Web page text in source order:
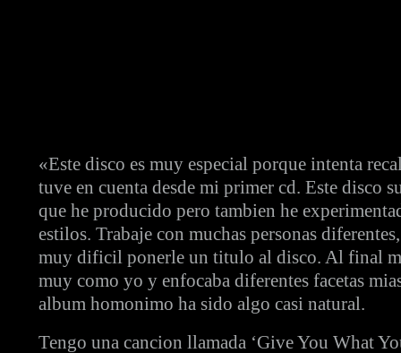
«Este disco es muy especial porque intenta
tuve en cuenta desde mi primer cd. Este disco
que he producido pero tambien he
estilos. Trabaje con muchas personas
muy dificil ponerle un titulo al disco. Al final
muy como yo y enfocaba diferentes facetas
album homonimo ha sido algo casi natural.
Tengo una cancion llamada ‘Give You What